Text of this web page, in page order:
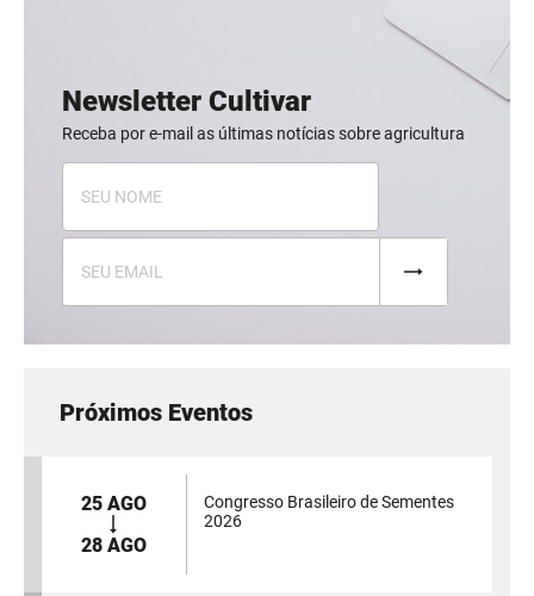
Newsletter Cultivar
Receba por e-mail as últimas notícias sobre agricultura
Próximos Eventos
25 AGO
28 AGO
Congresso Brasileiro de Sementes
2026